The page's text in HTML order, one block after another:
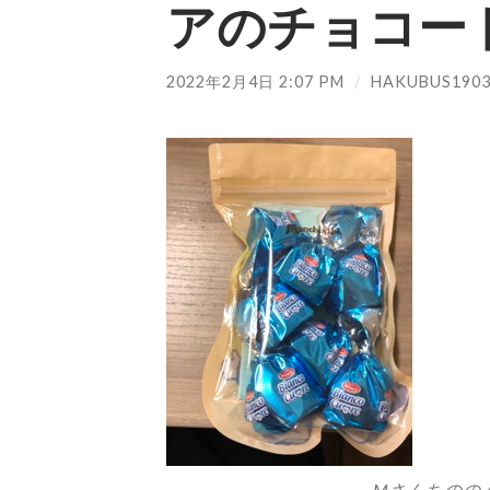
アのチョコー
2022年2月4日 2:07 PM / HAKUBUS1903